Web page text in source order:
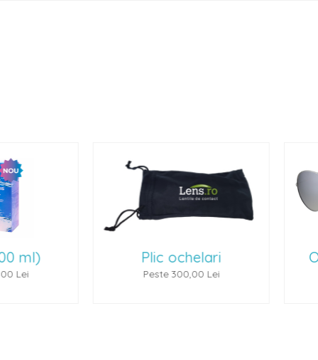
ochelari
300,00 Lei
Ochelari de soare 1
Peste 500,00 Lei